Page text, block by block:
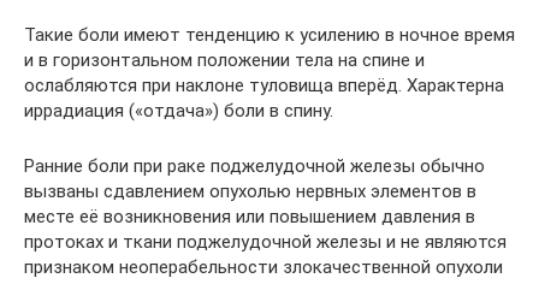
Такие боли имеют тенденцию к усилению в ночное время
и в горизонтальном положении тела на спине и
ослабляются при наклоне туловища вперёд. Характерна
иррадиация («отдача») боли в спину.
Ранние боли при раке поджелудочной железы обычно
вызваны сдавлением опухолью нервных элементов в
месте её возникновения или повышением давления в
протоках и ткани поджелудочной железы и не являются
признаком неоперабельности злокачественной опухоли